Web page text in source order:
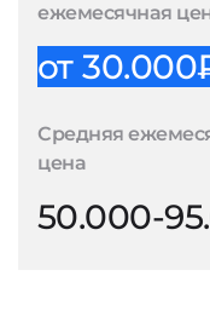
ежемесячная
от
Средняя
цена
50.000-